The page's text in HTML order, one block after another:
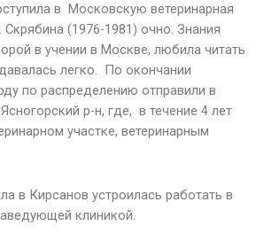
в Московскую ветеринарная
(1976-1981) очно. Знания
в учении в Москве, любила читать
легко. По окончании
по распределению отправили в
р-н, где, в течение 4 лет
участке, ветеринарным
в Кирсанов устроилась работать в
клиникой.